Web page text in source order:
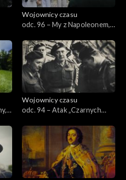
Wojownicy czasu
odc. 96 – My z Napoleonem,
1812
Wojownicy czasu
odc. 94 – Atak „Czarnych